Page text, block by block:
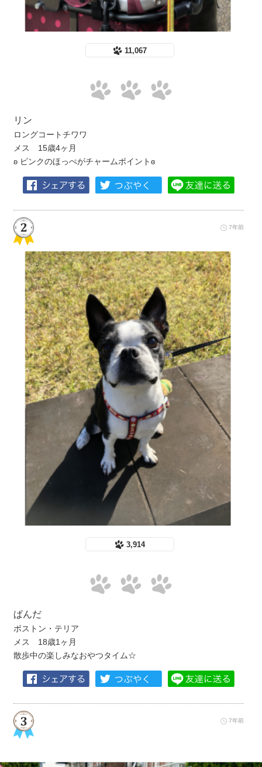
11,067
リン
ロングコートチワワ
メス 15歳4ヶ月
ʚ ピンクのほっぺがチャームポイントɞ
7年前
3,914
ぱんだ
ボストン・テリア
メス 18歳1ヶ月
散歩中の楽しみなおやつタイム☆
7年前